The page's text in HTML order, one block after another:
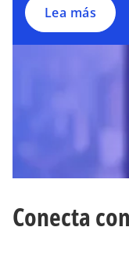
Lea más
Conecta